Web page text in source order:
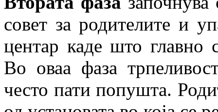
совет за родителите и
центар каде што главно
Во оваа фаза
често пати попушта.